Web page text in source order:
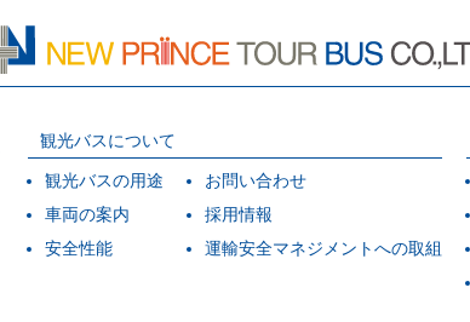
観光バスについて
観光バスの用途
車両の案内
安全性能
お問い合わせ
採用情報
運輸安全マネジメントへの取組